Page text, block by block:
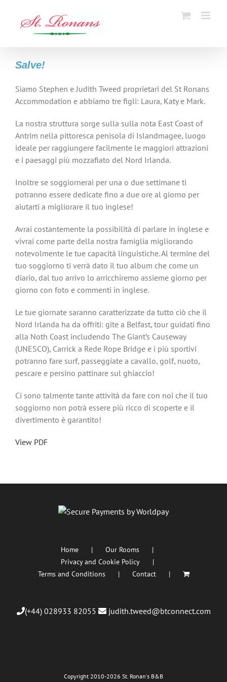
content
Salve!
Siamo Stephen e Judith Tweed proprietari del St Ronans
Accommodation e abbiamo tre figli: Laura, Katy e Mark.
La nostra struttura sorge sulla sulla nota East Coast of
Antrim nella pittoresca penisola di Islandmagee, luogo
ideale per raggiungere facilmente le maggiori attrazioni
e i paesaggi più mozzafiato del Nord Irlanda.
Inoltre se soggiornerai per una o due settimane ti
potranno essere dedicate fino a due ore al giorno per
aiutarti a migliorare il tuo inglese!
Avrai costantemente la possibilità di parlare in inglese e
vivrai come parte della nostra famiglia migliorando
notevolmente le tue capacità linguistiche. Al termine del
tuo soggiorno ti verrà dato il tuo album che come un
diario, dal tuo arrivo lo arricchiremo assieme giorno per
giorno con foto e commenti in inglese.
Le tue giornate saranno caratterizzate da tutto ciò che il
Nord Irlanda ha da offriti: gite a Belfast, tour guidati fino
alla Noth Coast includendo The Giant’s Causeway
(UNESCO), Carrick a Rede Rope Bridge e i più sportivi
potranno fare surf, passeggiate a cavallo, golf, nuoto,
pescare e persino pattinare sul ghiaccio!
Ci sono talmente tante attività da fare con noi che il tuo
soggiorno non potrà essere più ricco di scoperte e il
divertimento è garantito!
View PDF
Home
Our Rooms
Privacy and Cookie Policy
Terms and Conditions
Contact
(+44) 028933 82055 judith.tweed@btconnect.com
Copyright 2010-2026 St. Ronan's B&B